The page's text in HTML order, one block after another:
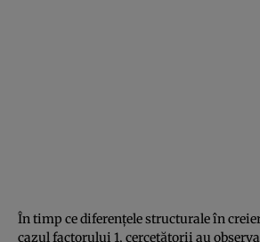
În timp ce diferențele structurale în
cazul factorului 1, cercetătorii au